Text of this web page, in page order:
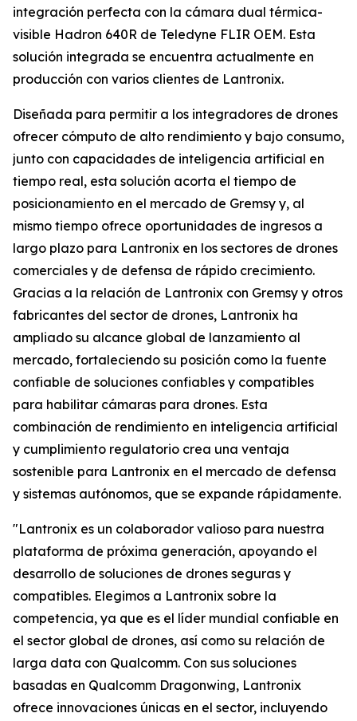
integración perfecta con la cámara dual térmica-
visible Hadron 640R de Teledyne FLIR OEM. Esta
solución integrada se encuentra actualmente en
producción con varios clientes de Lantronix.
Diseñada para permitir a los integradores de drones
ofrecer cómputo de alto rendimiento y bajo consumo,
junto con capacidades de inteligencia artificial en
tiempo real, esta solución acorta el tiempo de
posicionamiento en el mercado de Gremsy y, al
mismo tiempo ofrece oportunidades de ingresos a
largo plazo para Lantronix en los sectores de drones
comerciales y de defensa de rápido crecimiento.
Gracias a la relación de Lantronix con Gremsy y otros
fabricantes del sector de drones, Lantronix ha
ampliado su alcance global de lanzamiento al
mercado, fortaleciendo su posición como la fuente
confiable de soluciones confiables y compatibles
para habilitar cámaras para drones. Esta
combinación de rendimiento en inteligencia artificial
y cumplimiento regulatorio crea una ventaja
sostenible para Lantronix en el mercado de defensa
y sistemas autónomos, que se expande rápidamente.
"Lantronix es un colaborador valioso para nuestra
plataforma de próxima generación, apoyando el
desarrollo de soluciones de drones seguras y
compatibles. Elegimos a Lantronix sobre la
competencia, ya que es el líder mundial confiable en
el sector global de drones, así como su relación de
larga data con Qualcomm. Con sus soluciones
basadas en Qualcomm Dragonwing, Lantronix
ofrece innovaciones únicas en el sector, incluyendo